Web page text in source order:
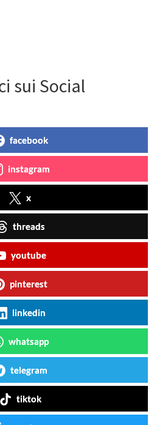
sui Social
facebook
instagram
x
threads
youtube
pinterest
linkedin
whatsapp
telegram
tiktok